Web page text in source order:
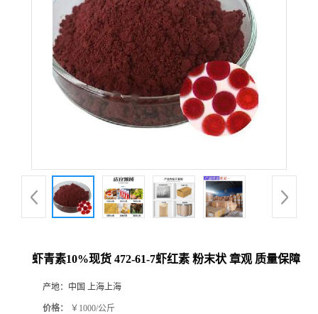
虾青素10%现货 472-61-7虾红素 粉末状 章观 质量保障
产地： 中国 上海上海
价格： ￥1000/公斤